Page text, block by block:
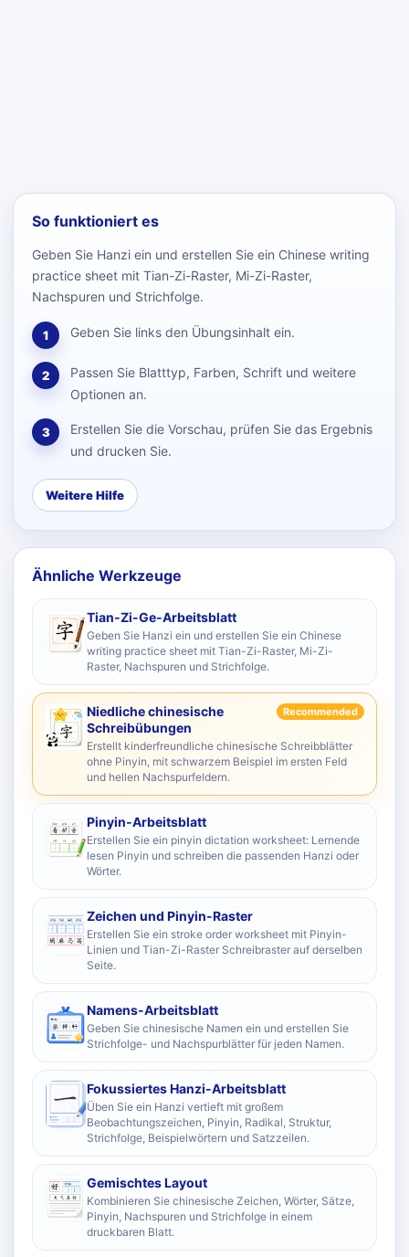
So funktioniert es
Geben Sie Hanzi ein und erstellen Sie ein Chinese writing
practice sheet mit Tian-Zi-Raster, Mi-Zi-Raster,
Nachspuren und Strichfolge.
1 Geben Sie links den Übungsinhalt ein.
2
Passen Sie Blatttyp, Farben, Schrift und weitere
Optionen an.
3
Erstellen Sie die Vorschau, prüfen Sie das Ergebnis
und drucken Sie.
Weitere Hilfe
Ähnliche Werkzeuge
Tian-Zi-Ge-Arbeitsblatt
Geben Sie Hanzi ein und erstellen Sie ein Chinese
writing practice sheet mit Tian-Zi-Raster, Mi-Zi-
Raster, Nachspuren und Strichfolge.
Niedliche chinesische
Schreibübungen
Recommended
Erstellt kinderfreundliche chinesische Schreibblätter
ohne Pinyin, mit schwarzem Beispiel im ersten Feld
und hellen Nachspurfeldern.
Pinyin-Arbeitsblatt
Erstellen Sie ein pinyin dictation worksheet: Lernende
lesen Pinyin und schreiben die passenden Hanzi oder
Wörter.
Zeichen und Pinyin-Raster
Erstellen Sie ein stroke order worksheet mit Pinyin-
Linien und Tian-Zi-Raster Schreibraster auf derselben
Seite.
Namens-Arbeitsblatt
Geben Sie chinesische Namen ein und erstellen Sie
Strichfolge- und Nachspurblätter für jeden Namen.
Fokussiertes Hanzi-Arbeitsblatt
Üben Sie ein Hanzi vertieft mit großem
Beobachtungszeichen, Pinyin, Radikal, Struktur,
Strichfolge, Beispielwörtern und Satzzeilen.
Gemischtes Layout
Kombinieren Sie chinesische Zeichen, Wörter, Sätze,
Pinyin, Nachspuren und Strichfolge in einem
druckbaren Blatt.